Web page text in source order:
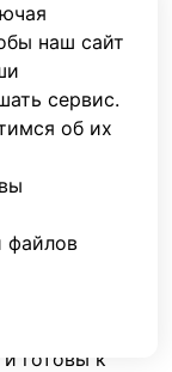
наш сайт
сервис.
об их
файлов
надежного
спектра
AGM
не
всего срока
негорючем
готовы к